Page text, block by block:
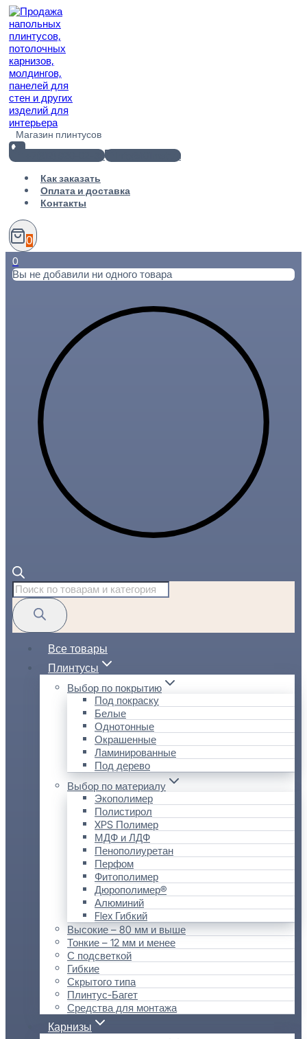
Перейти
содержимому
Магазин плинтусов
+7(812) 920-02-38
info@101metr.ru
Как заказать
Оплата и доставка
Контакты
0
0
Вы не добавили ни одного товара
Поиск
товаров
Все товары
Плинтусы
Выбор по покрытию
Под покраску
Белые
Однотонные
Окрашенные
Ламинированные
Под дерево
Выбор по материалу
Экополимер
Полистирол
XPS Полимер
МДФ и ЛДФ
Пенополиуретан
Перфом
Фитополимер
Дюрополимер®
Алюминий
Flex Гибкий
Высокие – 80 мм и выше
Тонкие – 12 мм и менее
С подсветкой
Гибкие
Скрытого типа
Плинтус-Багет
Средства для монтажа
Карнизы